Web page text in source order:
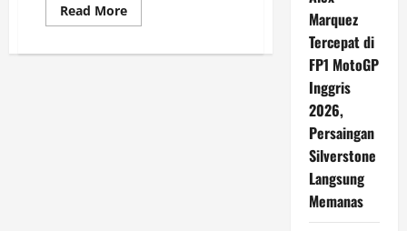
Read MoreRead
more
Dalam
Marquez
Tercepat di
FP1 MotoGP
Inggris
2026,
Persaingan
Silverstone
Langsung
Memanas